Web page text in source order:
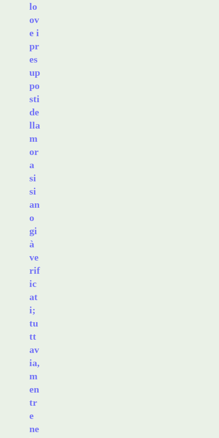
lo
ov
e i
pr
es
up
po
sti
de
lla
m
or
a
si
si
an
o
gi
à
ve
rif
ic
at
i;
tu
tt
av
ia,
m
en
tr
e
ne